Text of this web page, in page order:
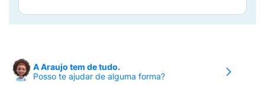
A Araujo tem de tudo.
Posso te ajudar de alguma forma?